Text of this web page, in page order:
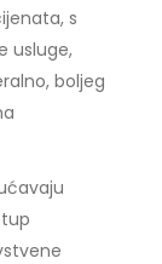
s
usluge,
boljeg